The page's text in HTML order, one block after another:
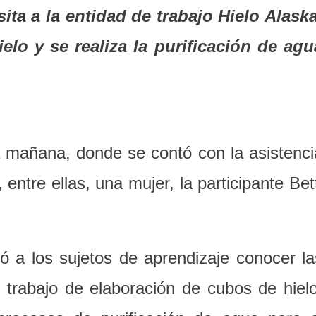
a la entidad de trabajo Hielo
y se realiza la purificación de
donde se contó con la
ellas, una mujer, la participante
a los sujetos de aprendizaje conocer
de elaboración de cubos de